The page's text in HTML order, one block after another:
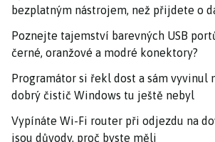
bezplatným nástrojem, než přijdete o
Poznejte tajemství barevných USB
černé, oranžové a modré konektory?
Programátor si řekl dost a sám vyvinul
dobrý čistič Windows tu ještě nebyl
Vypínáte Wi-Fi router při odjezdu na
jsou důvody, proč byste měli